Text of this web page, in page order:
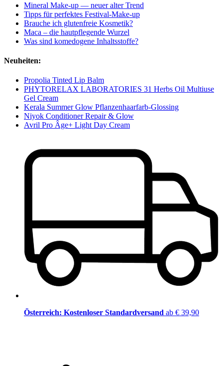
Mineral Make-up — neuer alter Trend
Tipps für perfektes Festival-Make-up
Brauche ich glutenfreie Kosmetik?
Maca – die hautpflegende Wurzel
Was sind komedogene Inhaltsstoffe?
Neuheiten:
Propolia Tinted Lip Balm
PHYTORELAX LABORATORIES 31 Herbs Oil Multiuse
Gel Cream
Kerala Summer Glow Pflanzenhaarfarb-Glossing
Niyok Conditioner Repair & Glow
Avril Pro Âge+ Light Day Cream
Österreich: Kostenloser Standardversand ab € 39,90